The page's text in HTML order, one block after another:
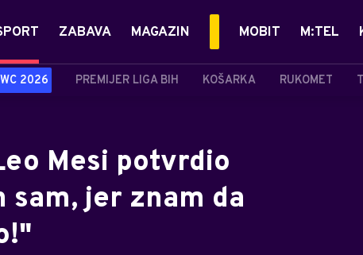
2026 PREMIJER LIGA BIH KOŠARKA RUKOMET
ZABAVA MAGAZIN MOBIT M:TEL
Mesi potvrdio
jer znam da